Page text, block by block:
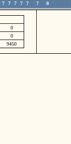
7 7 7 7 7 7 0
0
0
9450